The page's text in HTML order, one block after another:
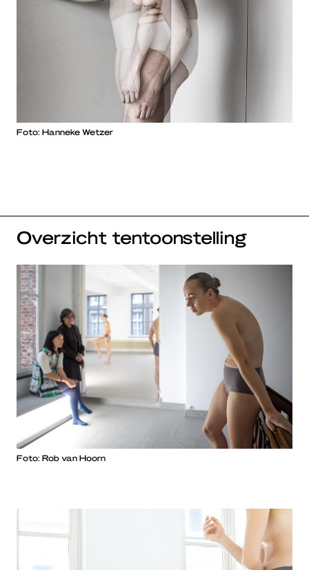
Foto: Hanneke Wetzer
Overzicht tentoonstelling
Foto: Rob van Hoorn